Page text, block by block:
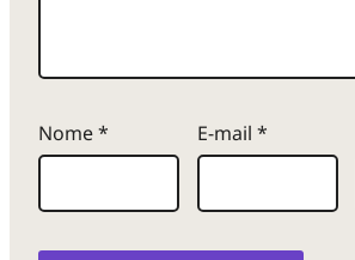
Nome* E-mail *